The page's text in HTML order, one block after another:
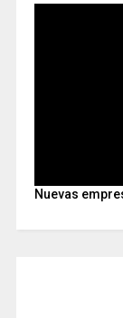
Nuevas